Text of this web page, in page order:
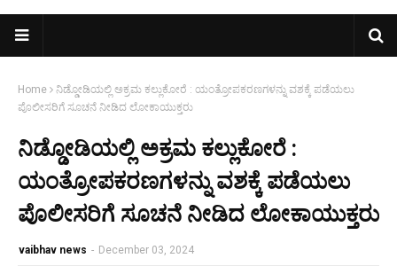
Home
ನಿಡ್ಡೋಡಿಯಲ್ಲಿ ಅಕ್ರಮ ಕಲ್ಲುಕೋರೆ : ಯಂತ್ರೋಪಕರಣಗಳನ್ನು ವಶಕ್ಕೆ ಪಡೆಯಲು
ಪೊಲೀಸರಿಗೆ ಸೂಚನೆ ನೀಡಿದ ಲೋಕಾಯುಕ್ತರು
ನಿಡ್ಡೋಡಿಯಲ್ಲಿ ಅಕ್ರಮ ಕಲ್ಲುಕೋರೆ :
ಯಂತ್ರೋಪಕರಣಗಳನ್ನು ವಶಕ್ಕೆ ಪಡೆಯಲು
ಪೊಲೀಸರಿಗೆ ಸೂಚನೆ ನೀಡಿದ ಲೋಕಾಯುಕ್ತರು
vaibhav news - December 03, 2024